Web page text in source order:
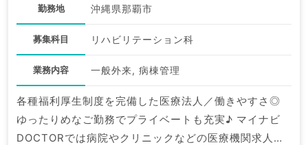
勤務地 沖縄県那覇市
募集科目 リハビリテーション科
業務内容 一般外来, 病棟管理
各種福利厚生制度を完備した医療法人／働きやすさ◎
ゆったりめなご勤務でプライベートも充実♪ マイナビ
DOCTORでは病院やクリニックなどの医療機関求人は